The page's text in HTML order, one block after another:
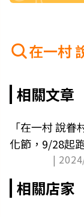
在一村
相關文章
「在一村 說
化節，9/28起
|
相關店家